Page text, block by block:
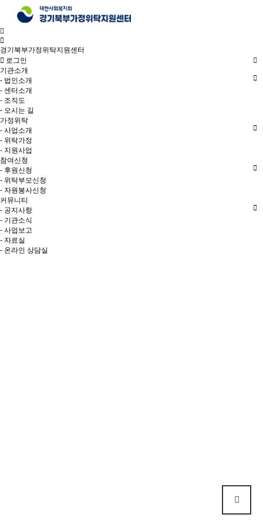
경기북부가정위탁지원센터
로그인
기관소개
- 법인소개
- 센터소개
- 조직도
- 오시는 길
가정위탁
- 사업소개
- 위탁가정
- 지원사업
참여신청
- 후원신청
- 위탁부모신청
- 자원봉사신청
커뮤니티
- 공지사항
- 기관소식
- 사업보고
- 자료실
- 온라인 상담실